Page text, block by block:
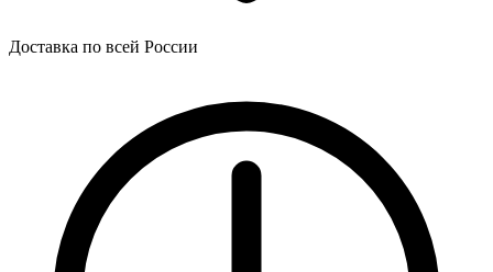
Доставка по всей России